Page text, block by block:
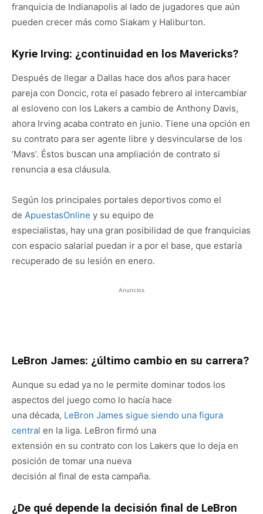
franquicia de Indianapolis al lado de jugadores que aún
pueden crecer más como Siakam y Haliburton.
Kyrie Irving: ¿continuidad en los Mavericks?
Después de llegar a Dallas hace dos años para hacer
pareja con Doncic, rota el pasado febrero al intercambiar
al esloveno con los Lakers a cambio de Anthony Davis,
ahora Irving acaba contrato en junio. Tiene una opción en
su contrato para ser agente libre y desvincularse de los
‘Mavs’. Éstos buscan una ampliación de contrato si
renuncia a esa cláusula.
Según los principales portales deportivos como el
de ApuestasOnline y su equipo de
especialistas, hay una gran posibilidad de que franquicias
con espacio salarial puedan ir a por el base, que estaría
recuperado de su lesión en enero.
Anuncios
LeBron James: ¿último cambio en su carrera?
Aunque su edad ya no le permite dominar todos los
aspectos del juego como lo hacía hace
una década, LeBron James sigue siendo una figura
central en la liga. LeBron firmó una
extensión en su contrato con los Lakers que lo deja en
posición de tomar una nueva
decisión al final de esta campaña.
¿De qué depende la decisión final de LeBron